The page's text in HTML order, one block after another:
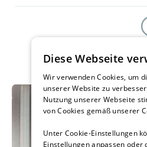
Diese Webseite
Wir verwenden Cookies, um
unserer Website zu
Nutzung unserer Webseite
von Cookies gemäß unserer
Unter Cookie-Einstellungen
Einstellungen anpassen oder